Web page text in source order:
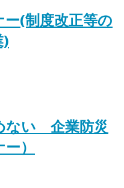
(制度改正等の
)
ない 企業防災
）